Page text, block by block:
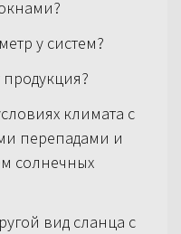
у систем?
климата с
перепадами и
солнечных
вид сланца с